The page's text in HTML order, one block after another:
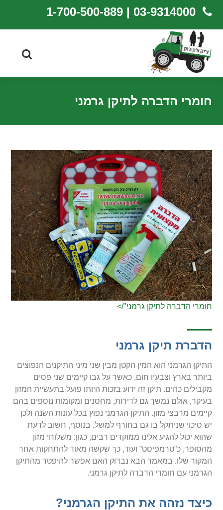
03-9314000 | 1-700-500-889
חומרי הדברה לתיקן גרמני
חומרי הדברה לתיקן גרמני"/>
הדברת תיקן גרמני
התיקן הגרמני הוא המין הקטן מבין שני מיני התיקנים הנפוצים
ביותר בארץ וצבעיו חום, כאשר על גבו קיימים שני פסים
מקבילים כהים. תיקן זה ידוע בזכות היותו פועל בתעשיית המזון
בעיקר, אולם נמשך גם לדירות, מחסנים ומקומות נוספים בהם
קיימים מרבצי מזון. התיקן הגרמני נפוץ בכל עונות השנה ולכן
יש סיכוי שניתקל בו גם בחורף למשל. בנוסף, חשוב לדעת
שהוא יכול להגיע אלינו ממוקדים רבים, כגון: משלוחי מזון
מהסופר, כ”טרמפיסט” ועוד, כך שקשה מאוד להתחקות אחר
המקור שלו. במאמר הבא נבדוק האם אפשר להיפטר מהתיקן
הגרמני עם חומרי הדברה לתיקן גרמני.
כיצד נזהה את התיקן הגרמני?